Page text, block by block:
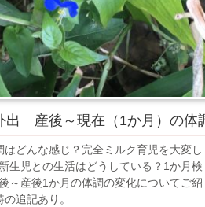
出 産後～現在（1か月）の体
はどんな感じ？完全ミルク育児を大変し
生児との生活はどうしている？1か月検
～産後1か月の体調の変化についてご紹
追記あり。